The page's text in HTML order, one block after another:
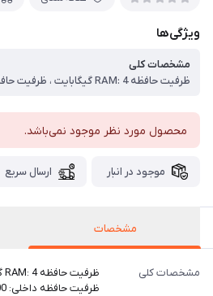
ویژگی‌ها
مشخصات کلی
محصول مورد نظر موجود نمی‌باشد.
موجود در انبار ارسال سریع
مشخصات
مشخصات کلی
ظرفیت حافظه RAM: 4 گیگابایت
ظرفیت حافظه داخلی: 500 گیگابایت